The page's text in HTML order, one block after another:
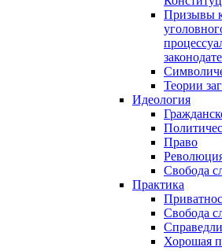
Призывы
Теории
Идеология
Право
Свобода
Практика
Свобода
Хорошая